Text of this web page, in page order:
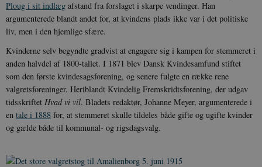
Ploug i sit indlæg afstand fra forslaget i skarpe vendinger. Han
argumenterede blandt andet for, at kvindens plads ikke var i det politiske
liv, men i den hjemlige sfære.
Kvinderne selv begyndte gradvist at engagere sig i kampen for stemmeret i
anden halvdel af 1800-tallet. I 1871 blev Dansk Kvindesamfund stiftet
som den første kvindesagsforening, og senere fulgte en række rene
valgretsforeninger. Heriblandt Kvindelig Fremskridtsforening, der udgav
tidsskriftet Hvad vi vil. Bladets redaktør, Johanne Meyer, argumenterede i
en tale i 1888 for, at stemmeret skulle tildeles både gifte og ugifte kvinder
og gælde både til kommunal- og rigsdagsvalg.